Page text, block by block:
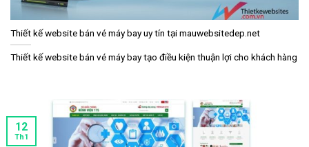
Thiết kế website bán vé máy bay uy tín tại mauwebsitedep.net
Thiết kế website bán vé máy bay tạo điều kiện thuận lợi cho khách hàng
12
Th1